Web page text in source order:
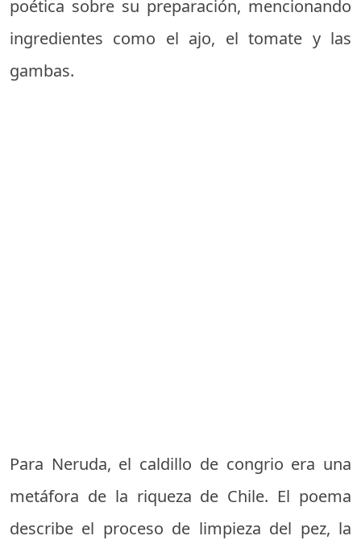
poética sobre su preparación, mencionando
ingredientes como el ajo, el tomate y las
gambas.
Para Neruda, el caldillo de congrio era una
metáfora de la riqueza de Chile. El poema
describe el proceso de limpieza del pez, la